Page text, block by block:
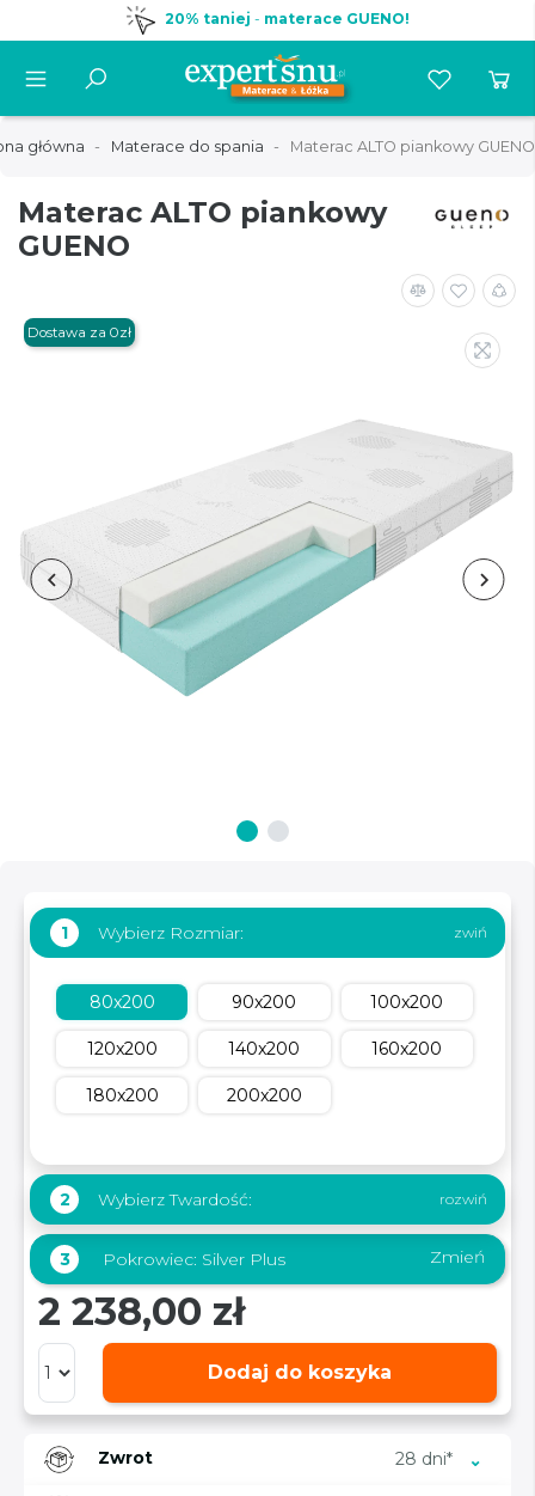
20% taniej - materace GUENO!
główna Materace do spania Materac ALTO piankowy GUENO
Materac ALTO piankowy
GUENO
Dostawa za 0zł
1 Wybierz Rozmiar:
80x200 90x200 100x200
120x200 140x200 160x200
180x200 200x200
2 Wybierz Twardość:
3 Pokrowiec: Silver Plus Zmień
2 238,00 zł
Dodaj do koszyka
Zwrot 28 dni*